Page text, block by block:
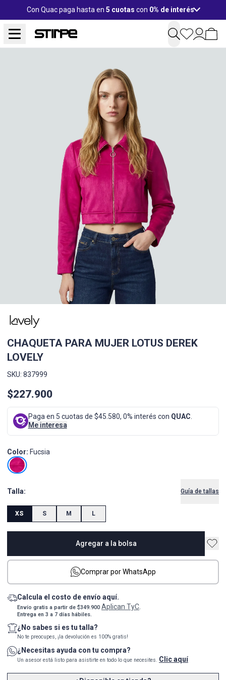
Con Quac paga hasta en 5 cuotas con 0% de interés
CHAQUETA PARA MUJER LOTUS DEREK
LOVELY
SKU: 837999
$227.900
Paga en 5 cuotas de $45.580, 0% interés con QUAC
Me interesa
Color: Fucsia
Talla: Guía de tallas
XS S M L
Agregar a la bolsa
Comprar por WhatsApp
Calcula el costo de envío aquí.
Envío gratis a partir de $349.900Aplican TyC.
Entrega en 3 a 7 días hábiles.
¿No sabes si es tu talla?
No te preocupes, ¡la devolución es 100% gratis!
¿Necesitas ayuda con tu compra?
Un asesor está listo para asistirte en todo lo que necesites. Clic aquí